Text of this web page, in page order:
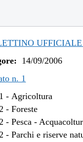
14/09/2006
n. 1
-Agricoltura
-Foreste
-Pesca -
-Parchi e riserve